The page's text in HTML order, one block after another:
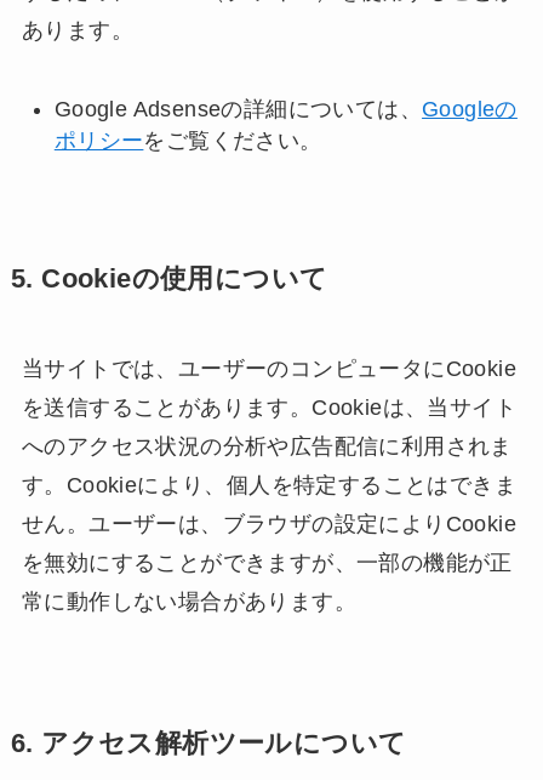
あります。
Google Adsenseの詳細については、 Googleの
ポリシーをご覧ください。
5. Cookieの使用について
当サイトでは、ユーザーのコンピュータにCookie
を送信することがあります。Cookieは、当サイト
へのアクセス状況の分析や広告配信に利用されま
す。Cookieにより、個人を特定することはできま
せん。ユーザーは、ブラウザの設定によりCookie
を無効にすることができますが、一部の機能が正
常に動作しない場合があります。
6. アクセス解析ツールについて